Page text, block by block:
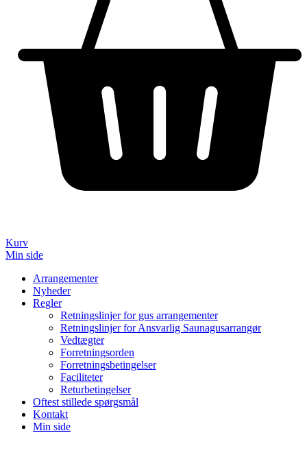
Kurv
Min side
Arrangementer
Nyheder
Regler
Retningslinjer for gus arrangementer
Retningslinjer for Ansvarlig Saunagusarrangør
Vedtægter
Forretningsorden
Forretningsbetingelser
Faciliteter
Returbetingelser
Oftest stillede spørgsmål
Kontakt
Min side